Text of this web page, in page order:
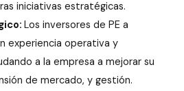
iniciativas estratégicas.
Los inversores de PE a
experiencia operativa y
a la empresa a mejorar su
de mercado, y gestión.